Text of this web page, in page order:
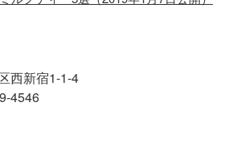
西新宿1-1-4
4546